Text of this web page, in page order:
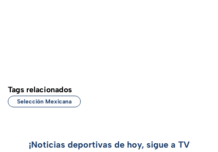
Tags relacionados
Selección Mexicana
¡Noticias deportivas de hoy, sigue a TV